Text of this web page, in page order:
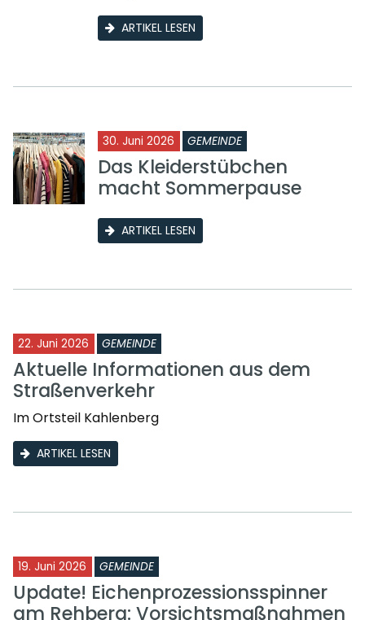
ARTIKEL LESEN
30. Juni 2026 GEMEINDE
Das Kleiderstübchen
macht Sommerpause
ARTIKEL LESEN
22. Juni 2026 GEMEINDE
Aktuelle Informationen aus dem
Straßenverkehr
Im Ortsteil Kahlenberg
ARTIKEL LESEN
19. Juni 2026 GEMEINDE
Update! Eichenprozessionsspinner
am Rehberg: Vorsichtsmaßnahmen